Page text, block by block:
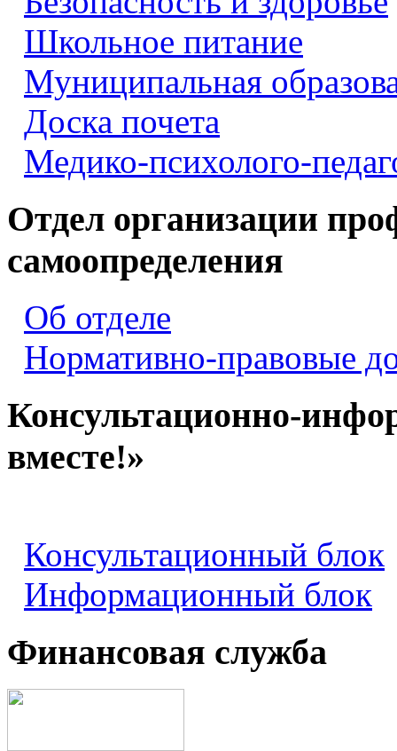
Школьное питание
Муниципальная
Доска почета
Медико-психолого-
Отдел организации
самоопределения
Об отделе
Нормативно-правовые
Консультационно-
вместе!»
Консультационный блок
Информационный блок
Финансовая служба